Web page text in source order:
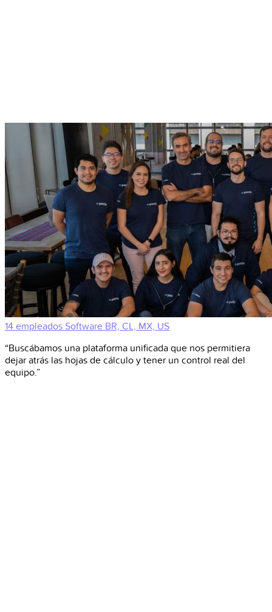
14 empleados Software BR, CL, MX, US
“Buscábamos una plataforma unificada que nos permitiera
dejar atrás las hojas de cálculo y tener un control real del
equipo.”